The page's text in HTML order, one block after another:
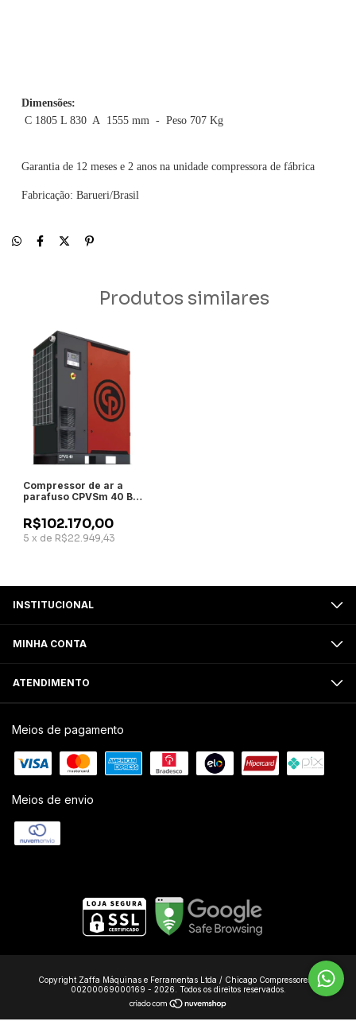
Dimensões:
C 1805 L 830 A 1555 mm - Peso 707 Kg
Garantia de 12 meses e 2 anos na unidade compressora de fábrica
Fabricação: Barueri/Brasil
Produtos similares
Compressor de ar a
parafuso CPVSm 40 BM
7,4/9,1/10,8- com
inversor de frequência -
Chicago Pneumatic
R$102.170,00
5 x de R$22.949,43
INSTITUCIONAL
MINHA CONTA
ATENDIMENTO
Meios de pagamento
Meios de envio
Copyright Zaffa Máquinas e Ferramentas Ltda / Chicago Compressores -
00200069000169 - 2026. Todos os direitos reservados.